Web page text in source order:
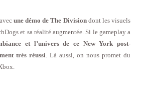
une démo de The Divisiondont les visuels
et sa réalité augmentée. Si le gameplay a
et l’univers de ce New York post-
très réussi. Là aussi, on nous promet du